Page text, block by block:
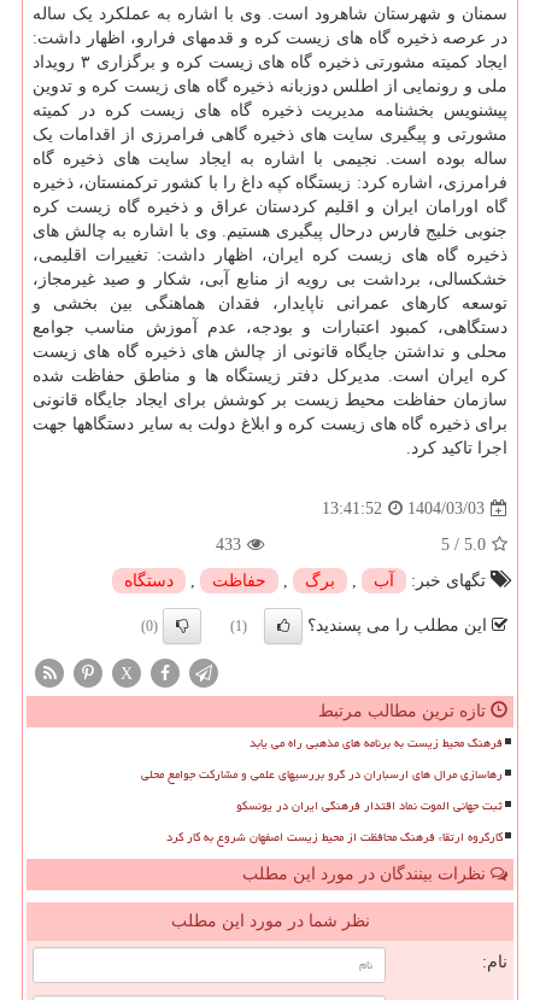
سمنان و شهرستان شاهرود است. وی با اشاره به عملکرد یک ساله
در عرصه ذخیره گاه های زیست کره و قدمهای فرارو، اظهار داشت:
ایجاد کمیته مشورتی ذخیره گاه های زیست کره و برگزاری ۳ رویداد
ملی و رونمایی از اطلس دوزبانه ذخیره گاه های زیست کره و تدوین
پیشنویس بخشنامه مدیریت ذخیره گاه های زیست کره در کمیته
مشورتی و پیگیری سایت های ذخیره گاهی فرامرزی از اقدامات یک
ساله بوده است. نجیمی با اشاره به ایجاد سایت های ذخیره گاه
فرامرزی، اشاره کرد: زیستگاه کپه داغ را با کشور ترکمنستان، ذخیره
گاه اورامان ایران و اقلیم کردستان عراق و ذخیره گاه زیست کره
جنوبی خلیج فارس درحال پیگیری هستیم. وی با اشاره به چالش های
ذخیره گاه های زیست کره ایران، اظهار داشت: تغییرات اقلیمی،
خشکسالی، برداشت بی رویه از منابع آبی، شکار و صید غیرمجاز،
توسعه کارهای عمرانی ناپایدار، فقدان هماهنگی بین بخشی و
دستگاهی، کمبود اعتبارات و بودجه، عدم آموزش مناسب جوامع
محلی و نداشتن جایگاه قانونی از چالش های ذخیره گاه های زیست
کره ایران است. مدیرکل دفتر زیستگاه ها و مناطق حفاظت شده
سازمان حفاظت محیط زیست بر کوشش برای ایجاد جایگاه قانونی
برای ذخیره گاه های زیست کره و ابلاغ دولت به سایر دستگاهها جهت
اجرا تاکید کرد.
1404/03/03
13:41:52
5.0
/
5
433
تگهای خبر:
آب , برگ , حفاظت , دستگاه
این مطلب را می پسندید؟ (1)
(0)
X
تازه ترین مطالب مرتبط
فرهنگ محیط زیست به برنامه های مذهبی راه می یابد
رهاسازی مرال های ارسباران در گرو بررسیهای علمی و مشارکت جوامع محلی
ثبت جهانی الموت نماد اقتدار فرهنگی ایران در یونسکو
کارگروه ارتقاء فرهنگ محافظت از محیط زیست اصفهان شروع به کار کرد
نظرات بینندگان در مورد این مطلب
نظر شما در مورد این مطلب
نام: